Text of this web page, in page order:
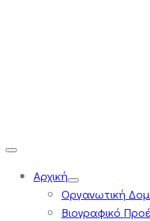
Αρχική
Οργανωτική
Βιογραφικό